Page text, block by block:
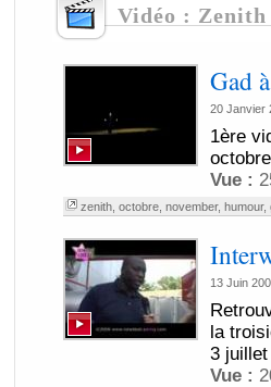
Vidéo : Zenith
Gad
20 Janvier
1ère
Vue :
zenith, octobre, november, humour,
13 Juin
la
3
Vue :